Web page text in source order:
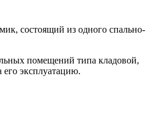
состоящий из одного спально-
помещений типа кладовой,
его эксплуатацию.